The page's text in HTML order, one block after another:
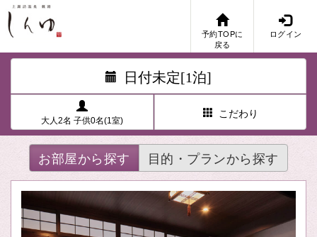
予約TOPに
戻る
ログイン
日付未定[1泊]
大人2名 子供0名(1室)
こだわり
お部屋から探す 目的・プランから探す